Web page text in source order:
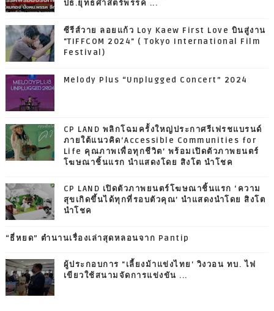
ปธ.ยุทธศาสตร์พรรค ...
ซีรีส์วาย ลอยแก้ว Loy Kaew First Love บินสู่งาน
"TIFFCOM 2024" ( Tokyo International Film
Festival)
Melody Plus “Unplugged Concert” 2024
CP LAND พลิกโฉมครั้งใหญ่ประกาศรีเฟรชแบรนด์
ภายใต้แนวคิด‘Accessible Communities for
Life คุณภาพเพื่อทุกชีวิต’ พร้อมเปิดตัวภาพยนตร์
โฆษณาชิ้นแรก นำแสดงโดย สิงโต นำโชค
CP LAND เปิดตัวภาพยนตร์โฆษณาชิ้นแรก ‘ความ
สุขเกิดขึ้นได้ทุกที่รอบตัวคุณ’ นำแสดงนำโดย สิงโต
นำโชค
“ธี่หยด” ตำนานเรื่องเล่าสุดหลอนจาก Pantip
ผู้ประกอบการ "เลี้ยงม้าแข่งไทย' วิงวอน ทบ. ไฟ
เขียวใช้สนามจัดการแข่งขัน ...